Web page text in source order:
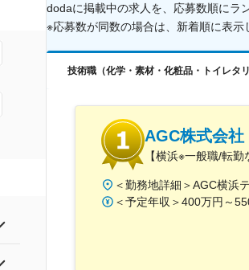
dodaに掲載中の求人を、応募数順にラ
※応募数が同数の場合は、新着順に表示
技術職（化学・素材・化粧品・トイレタリ
AGC株式会社
【横浜※一般職/転